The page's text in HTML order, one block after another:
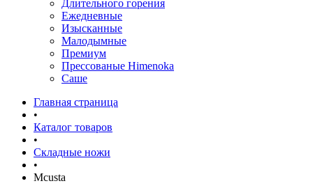
Длительного горения
Ежедневные
Изысканные
Малодымные
Премиум
Прессованые Himenoka
Саше
Главная страница
•
Каталог товаров
•
Складные ножи
•
Mcusta